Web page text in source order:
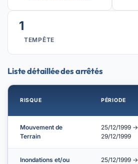
1
TEMPÊTE
Liste détaillée des arrêtés
RISQUE PÉRIODE
Mouvement de
Terrain
25/12/1999 →
29/12/1999
Inondations et/ou
25/12/1999 →